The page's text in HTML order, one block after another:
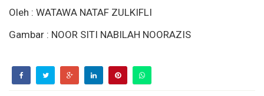
Oleh : WATAWA NATAF ZULKIFLI
Gambar : NOOR SITI NABILAH NOORAZIS